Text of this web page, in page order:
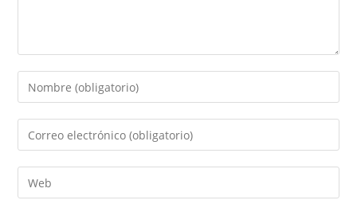
Introduce
tu
nombre
de
usuario
Introduce
tu
dirección
de
Introduce
la